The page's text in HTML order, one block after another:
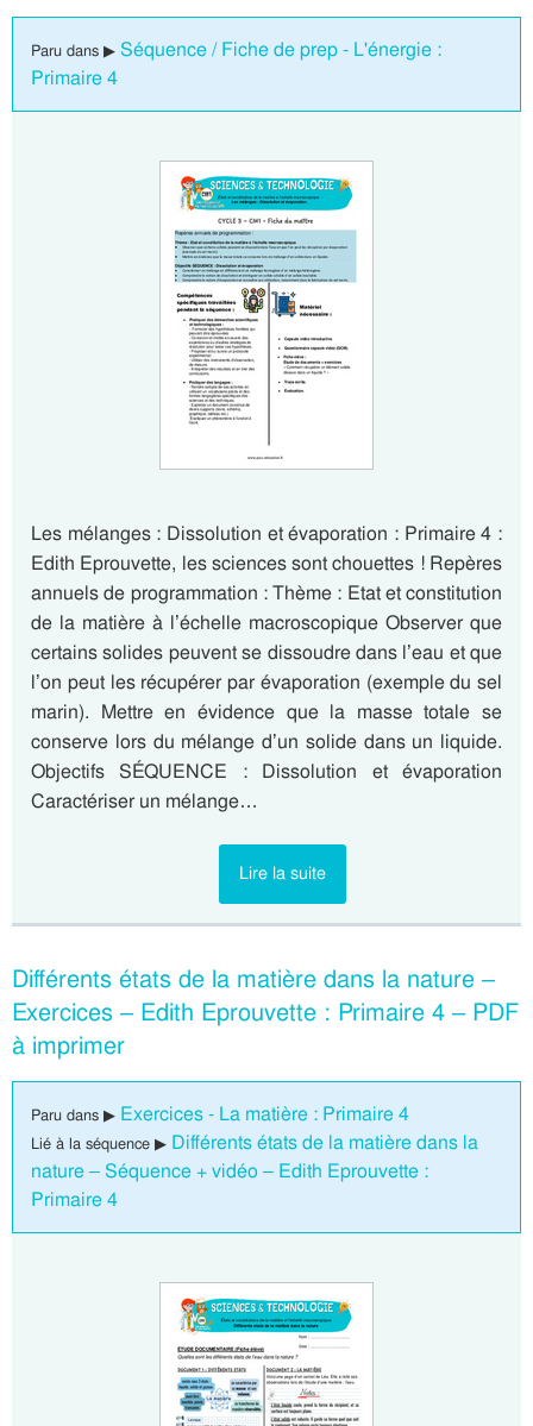
Paru dans ▶ Séquence / Fiche de prep - L'énergie :
Primaire 4
Les mélanges : Dissolution et évaporation : Primaire 4 :
Edith Eprouvette, les sciences sont chouettes ! Repères
annuels de programmation : Thème : Etat et constitution
de la matière à l’échelle macroscopique Observer que
certains solides peuvent se dissoudre dans l’eau et que
l’on peut les récupérer par évaporation (exemple du sel
marin). Mettre en évidence que la masse totale se
conserve lors du mélange d’un solide dans un liquide.
Objectifs SÉQUENCE : Dissolution et évaporation
Caractériser un mélange…
Lire la suite
Différents états de la matière dans la nature –
Exercices – Edith Eprouvette : Primaire 4 – PDF
à imprimer
Paru dans ▶ Exercices - La matière : Primaire 4
Lié à la séquence ▶ Différents états de la matière dans la
nature – Séquence + vidéo – Edith Eprouvette :
Primaire 4